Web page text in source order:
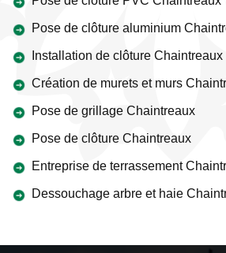
Pose de clôture aluminium
Installation de clôture Chaintreaux
Création de murets et murs
Pose de grillage Chaintreaux
Pose de clôture Chaintreaux
Entreprise de terrassement
Dessouchage arbre et haie